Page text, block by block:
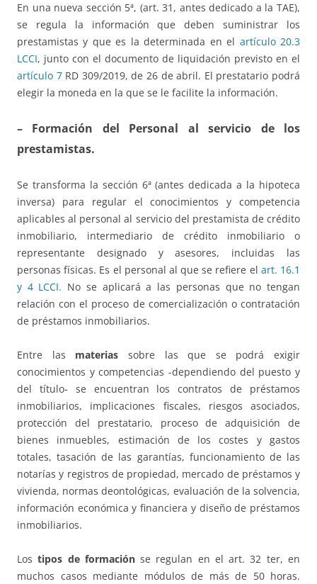
En una nueva sección 5ª, (art. 31, antes dedicado a la TAE),
se regula la información que deben suministrar los
prestamistas y que es la determinada en el artículo 20.3
LCCI, junto con el documento de liquidación previsto en el
artículo 7RD 309/2019, de 26 de abril. El prestatario podrá
elegir la moneda en la que se le facilite la información.
– Formación del Personal al servicio de los
prestamistas.
Se transforma la sección 6ª (antes dedicada a la hipoteca
inversa) para regular el conocimientos y competencia
aplicables al personal al servicio del prestamista de crédito
inmobiliario, intermediario de crédito inmobiliario o
representante designado y asesores, incluidas las
personas físicas. Es el personal al que se refiere el art. 16.1
y 4 LCCI. No se aplicará a las personas que no tengan
relación con el proceso de comercialización o contratación
de préstamos inmobiliarios.
Entre las materias sobre las que se podrá exigir
conocimientos y competencias -dependiendo del puesto y
del título- se encuentran los contratos de préstamos
inmobiliarios, implicaciones fiscales, riesgos asociados,
protección del prestatario, proceso de adquisición de
bienes inmuebles, estimación de los costes y gastos
totales, tasación de las garantías, funcionamiento de las
notarías y registros de propiedad, mercado de préstamos y
vivienda, normas deontológicas, evaluación de la solvencia,
información económica y financiera y diseño de préstamos
inmobiliarios.
Lostipos de formaciónse regulan en el art. 32 ter, en
muchos casos mediante módulos de más de 50 horas.